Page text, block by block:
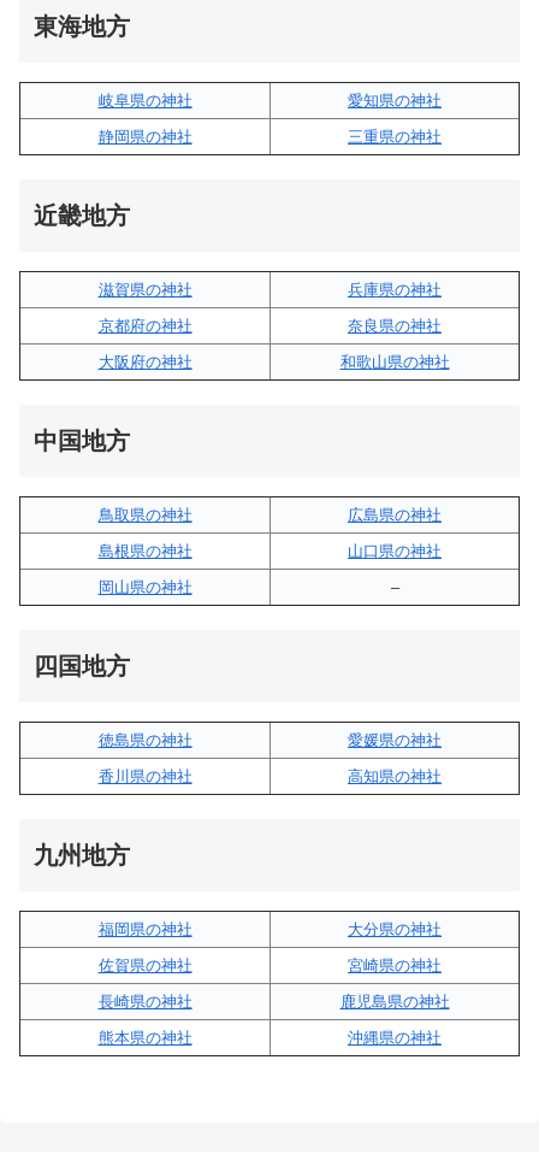
東海地方
岐阜県の神社
愛知県の神社
静岡県の神社
三重県の神社
近畿地方
滋賀県の神社
兵庫県の神社
京都府の神社
奈良県の神社
大阪府の神社
和歌山県の神社
中国地方
鳥取県の神社
広島県の神社
島根県の神社
山口県の神社
岡山県の神社
–
四国地方
徳島県の神社
愛媛県の神社
香川県の神社
高知県の神社
九州地方
福岡県の神社
大分県の神社
佐賀県の神社
宮崎県の神社
長崎県の神社
鹿児島県の神社
熊本県の神社
沖縄県の神社